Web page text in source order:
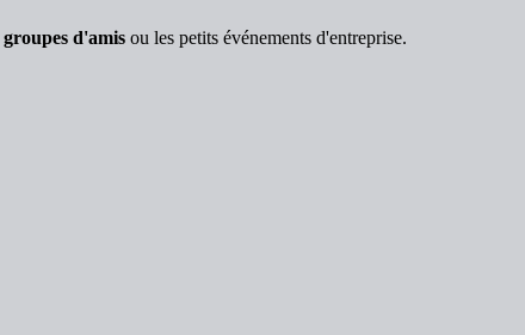
groupes d'amis ou les petits événements d'entreprise.